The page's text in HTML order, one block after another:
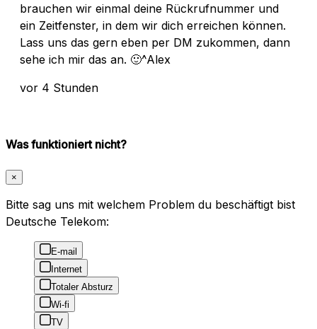
brauchen wir einmal deine Rückrufnummer und
ein Zeitfenster, in dem wir dich erreichen können.
Lass uns das gern eben per DM zukommen, dann
sehe ich mir das an. 🙂^Alex
vor 4 Stunden
Was funktioniert nicht?
×
Bitte sag uns mit welchem Problem du beschäftigt bist
Deutsche Telekom:
E-mail
Internet
Totaler Absturz
Wi-fi
TV